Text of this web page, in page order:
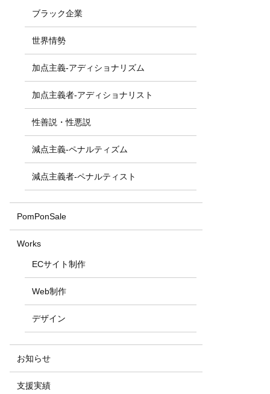
ブラック企業
世界情勢
加点主義-アディショナリズム
加点主義者-アディショナリスト
性善説・性悪説
減点主義-ペナルティズム
減点主義者-ペナルティスト
PomPonSale
Works
ECサイト制作
Web制作
デザイン
お知らせ
支援実績